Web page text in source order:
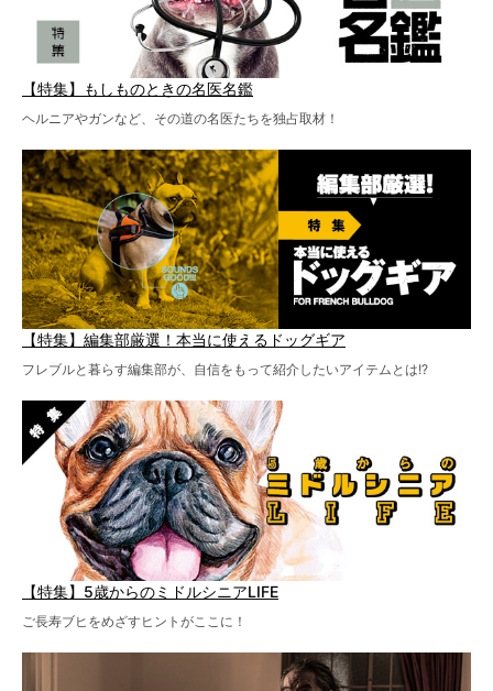
【特集】もしものときの名医名鑑
ヘルニアやガンなど、その道の名医たちを独占取材！
【特集】編集部厳選！本当に使えるドッグギア
フレブルと暮らす編集部が、自信をもって紹介したいアイテムとは!?
【特集】5歳からのミドルシニアLIFE
ご長寿ブヒをめざすヒントがここに！